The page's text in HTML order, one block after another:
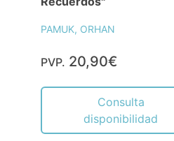
PAMUK, ORHAN
PVP. 20,90€
Consulta
disponibilidad